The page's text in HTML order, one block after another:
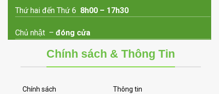
Thứ hai đến Thứ 6 8h00 – 17h30
Chủ nhật –đóng cửa
Chính sách & Thông Tin
Chính sách Thông tin